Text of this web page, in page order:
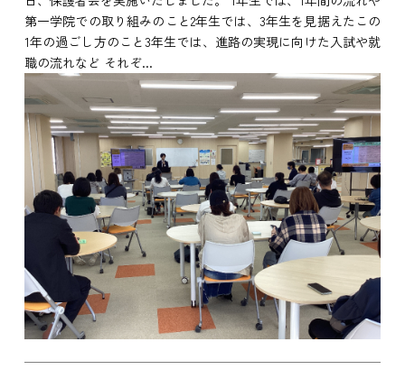
第一学院での取り組みのこと2年生では、3年生を見据えたこの
1年の過ごし方のこと3年生では、進路の実現に向けた入試や就
職の流れなど それぞ...